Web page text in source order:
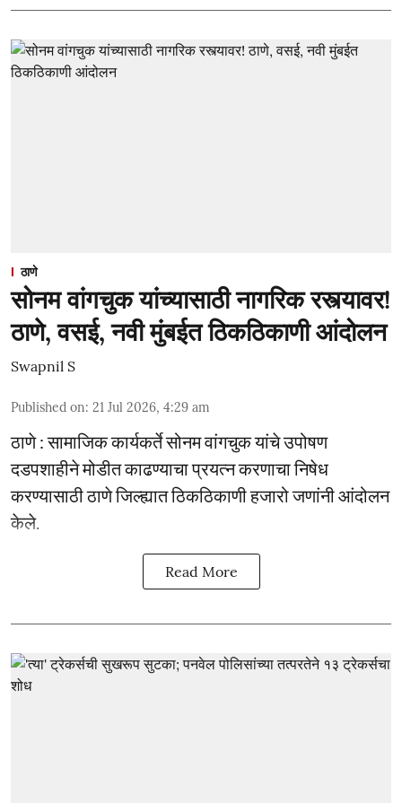
ठाणे
सोनम वांगचुक यांच्यासाठी नागरिक रस्त्यावर!
ठाणे, वसई, नवी मुंबईत ठिकठिकाणी आंदोलन
Swapnil S
Published on: 21 Jul 2026, 4:29 am
ठाणे : सामाजिक कार्यकर्ते सोनम वांगचुक यांचे उपोषण
दडपशाहीने मोडीत काढण्याचा प्रयत्न करणाचा निषेध
करण्यासाठी ठाणे जिल्ह्यात ठिकठिकाणी हजारो जणांनी आंदोलन
केले.
Read More